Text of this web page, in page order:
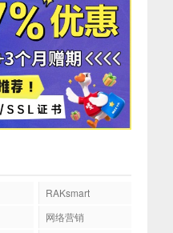
RAKsmart
网络营销